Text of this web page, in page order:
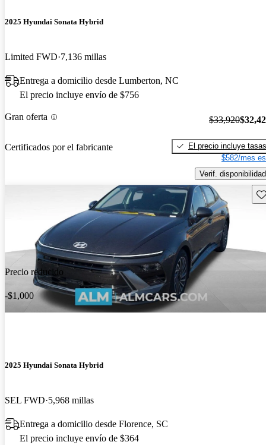
2025 Hyundai Sonata Hybrid
Limited FWD 7,136 millas
Entrega a domicilio desde Lumberton, NC
El precio incluye envío de $756
Gran oferta
Certificados por el fabricante
$33,920
El precio incluye tasas
$582/mes
Verif. disponibilidad
Precio reducido
-$1,000
2025 Hyundai Sonata Hybrid
SEL FWD 5,968 millas
Entrega a domicilio desde Florence, SC
El precio incluye envío de $364